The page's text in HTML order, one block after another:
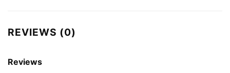
REVIEWS (0)
Reviews